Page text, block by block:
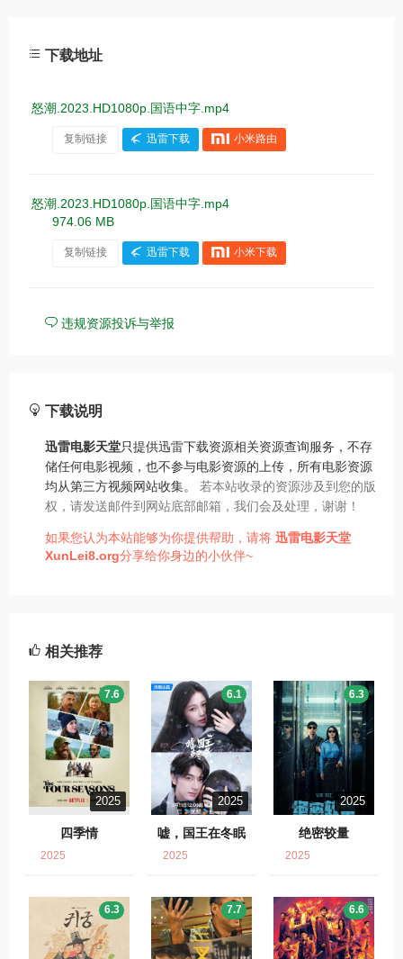
下载地址
怒潮.2023.HD1080p.国语中字.mp4
复制链接 迅雷下载 小米路由
怒潮.2023.HD1080p.国语中字.mp4
974.06 MB
复制链接 迅雷下载 小米下载
违规资源投诉与举报
下载说明
迅雷电影天堂只提供迅雷下载资源相关资源查询服务，不存
储任何电影视频，也不参与电影资源的上传，所有电影资源
均从第三方视频网站收集。 若本站收录的资源涉及到您的版
权，请发送邮件到网站底部邮箱，我们会及处理，谢谢！
如果您认为本站能够为你提供帮助，请将 迅雷电影天堂
XunLei8.org分享给你身边的小伙伴~
相关推荐
2025
四季情
7.6
2025
2025
嘘，国王在冬眠
6.1
2025
2025
绝密较量
6.3
2025
6.3 7.7 6.6